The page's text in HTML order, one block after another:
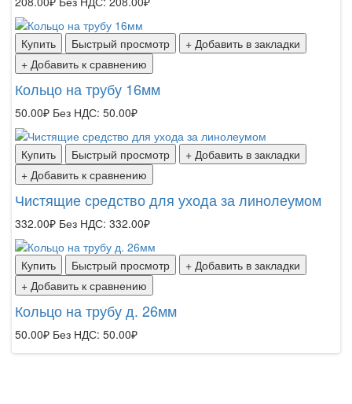
Купить Быстрый просмотр
+ Добавить в закладки
+ Добавить к сравнению
Кольцо на трубу 16мм
50.00₽ Без НДС: 50.00₽
Купить Быстрый просмотр
+ Добавить в закладки
+ Добавить к сравнению
Чистящие средство для ухода за линолеумом
332.00₽ Без НДС: 332.00₽
Купить Быстрый просмотр
+ Добавить в закладки
+ Добавить к сравнению
Кольцо на трубу д. 26мм
50.00₽ Без НДС: 50.00₽